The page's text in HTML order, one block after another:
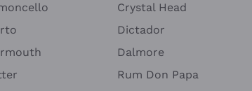
Crystal Head
Dictador
Dalmore
Rum Don Papa